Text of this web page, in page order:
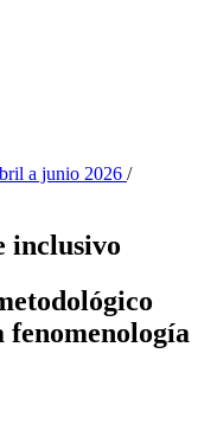
a junio 2026 /
inclusivo
fenomenología